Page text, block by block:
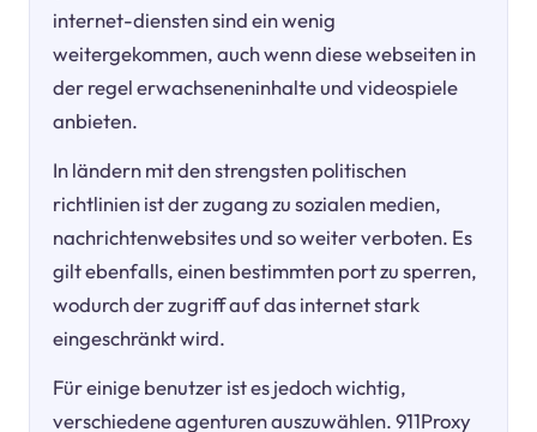
internet-diensten sind ein wenig
weitergekommen, auch wenn diese webseiten in
der regel erwachseneninhalte und videospiele
anbieten.
In ländern mit den strengsten politischen
richtlinien ist der zugang zu sozialen medien,
nachrichtenwebsites und so weiter verboten. Es
gilt ebenfalls, einen bestimmten port zu sperren,
wodurch der zugriff auf das internet stark
eingeschränkt wird.
Für einige benutzer ist es jedoch wichtig,
verschiedene agenturen auszuwählen. 911Proxy